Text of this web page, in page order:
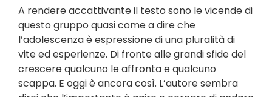
A rendere accattivante il testo sono le vicende di
questo gruppo quasi come a dire che
l’adolescenza è espressione di una pluralità di
vite ed esperienze. Di fronte alle grandi sfide del
crescere qualcuno le affronta e qualcuno
scappa. E oggi è ancora così. L’autore sembra